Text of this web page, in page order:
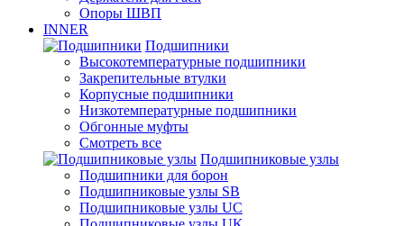
Опоры ШВП
INNER
Подшипники
Высокотемпературные подшипники
Закрепительные втулки
Корпусные подшипники
Низкотемпературные подшипники
Обгонные муфты
Смотреть все
Подшипниковые узлы
Подшипники для борон
Подшипниковые узлы SB
Подшипниковые узлы UC